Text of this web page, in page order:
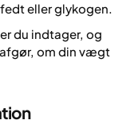
eller glykogen.
du indtager, og
om din vægt